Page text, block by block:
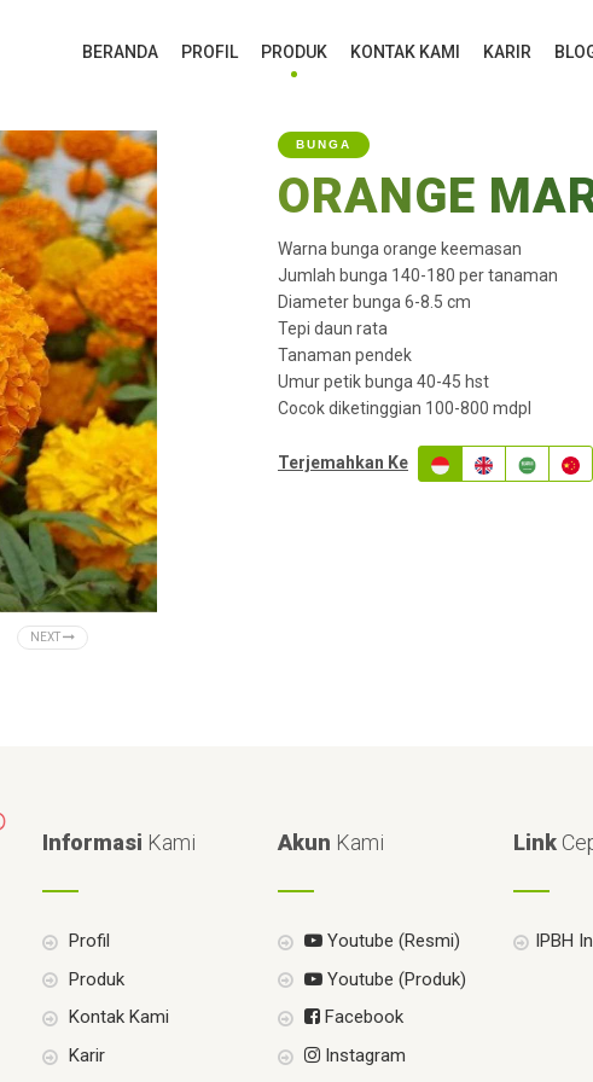
BERANDA PROFIL PRODUK KONTAK KAMI KARIR
NEXT
BUNGA
ORANGE
Warna bunga orange keemasan
Jumlah bunga 140-180 per tanaman
Diameter bunga 6-8.5 cm
Tepi daun rata
Tanaman pendek
Umur petik bunga 40-45 hst
Cocok diketinggian 100-800 mdpl
Terjemahkan Ke
Informasi Kami
Profil
Produk
Kontak Kami
Karir
Akun Kami
Youtube (Resmi)
Youtube (Produk)
Facebook
Instagram
Link
IPBH